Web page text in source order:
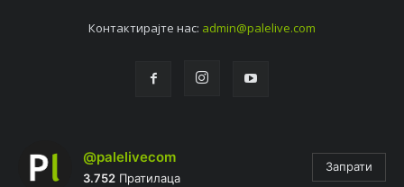
Контактирајтe нас: admin@palelive.com
@palelivecom
3.752 Пратилаца
Запрати